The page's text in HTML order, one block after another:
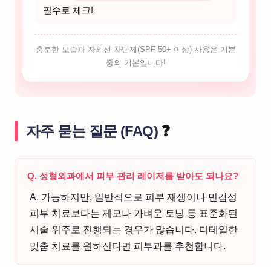
필수로 체크!
충분한 보습과 자외선 차단제(SPF 50+ 이상) 사용은 기본
중의 기본입니다!
자주 묻는 질문 (FAQ)❓
Q. 성형외과에서 피부 관리 레이저를 받아도 되나요?
A. 가능하지만, 일반적으로 피부 재생이나 민감성
피부 치료보다는 제모나 가벼운 토닝 등 표준화된
시술 위주로 진행되는 경우가 많습니다. 디테일한
맞춤 치료를 원하신다면 피부과를 추천합니다.